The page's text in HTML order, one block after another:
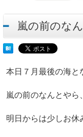
嵐の前のな
本日７月最後の海と
嵐の前のなんとやら
明日からは少しお休